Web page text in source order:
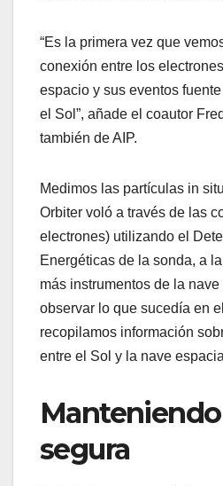
“Es la primera vez que
conexión entre los
espacio y sus eventos
el Sol”, añade el coautor
también de AIP.
Medimos las partículas in
Orbiter voló a través de las
electrones) utilizando el
Energéticas de la sonda, a
más instrumentos de la
observar lo que sucedía en
recopilamos información
entre el Sol y la nave
segura